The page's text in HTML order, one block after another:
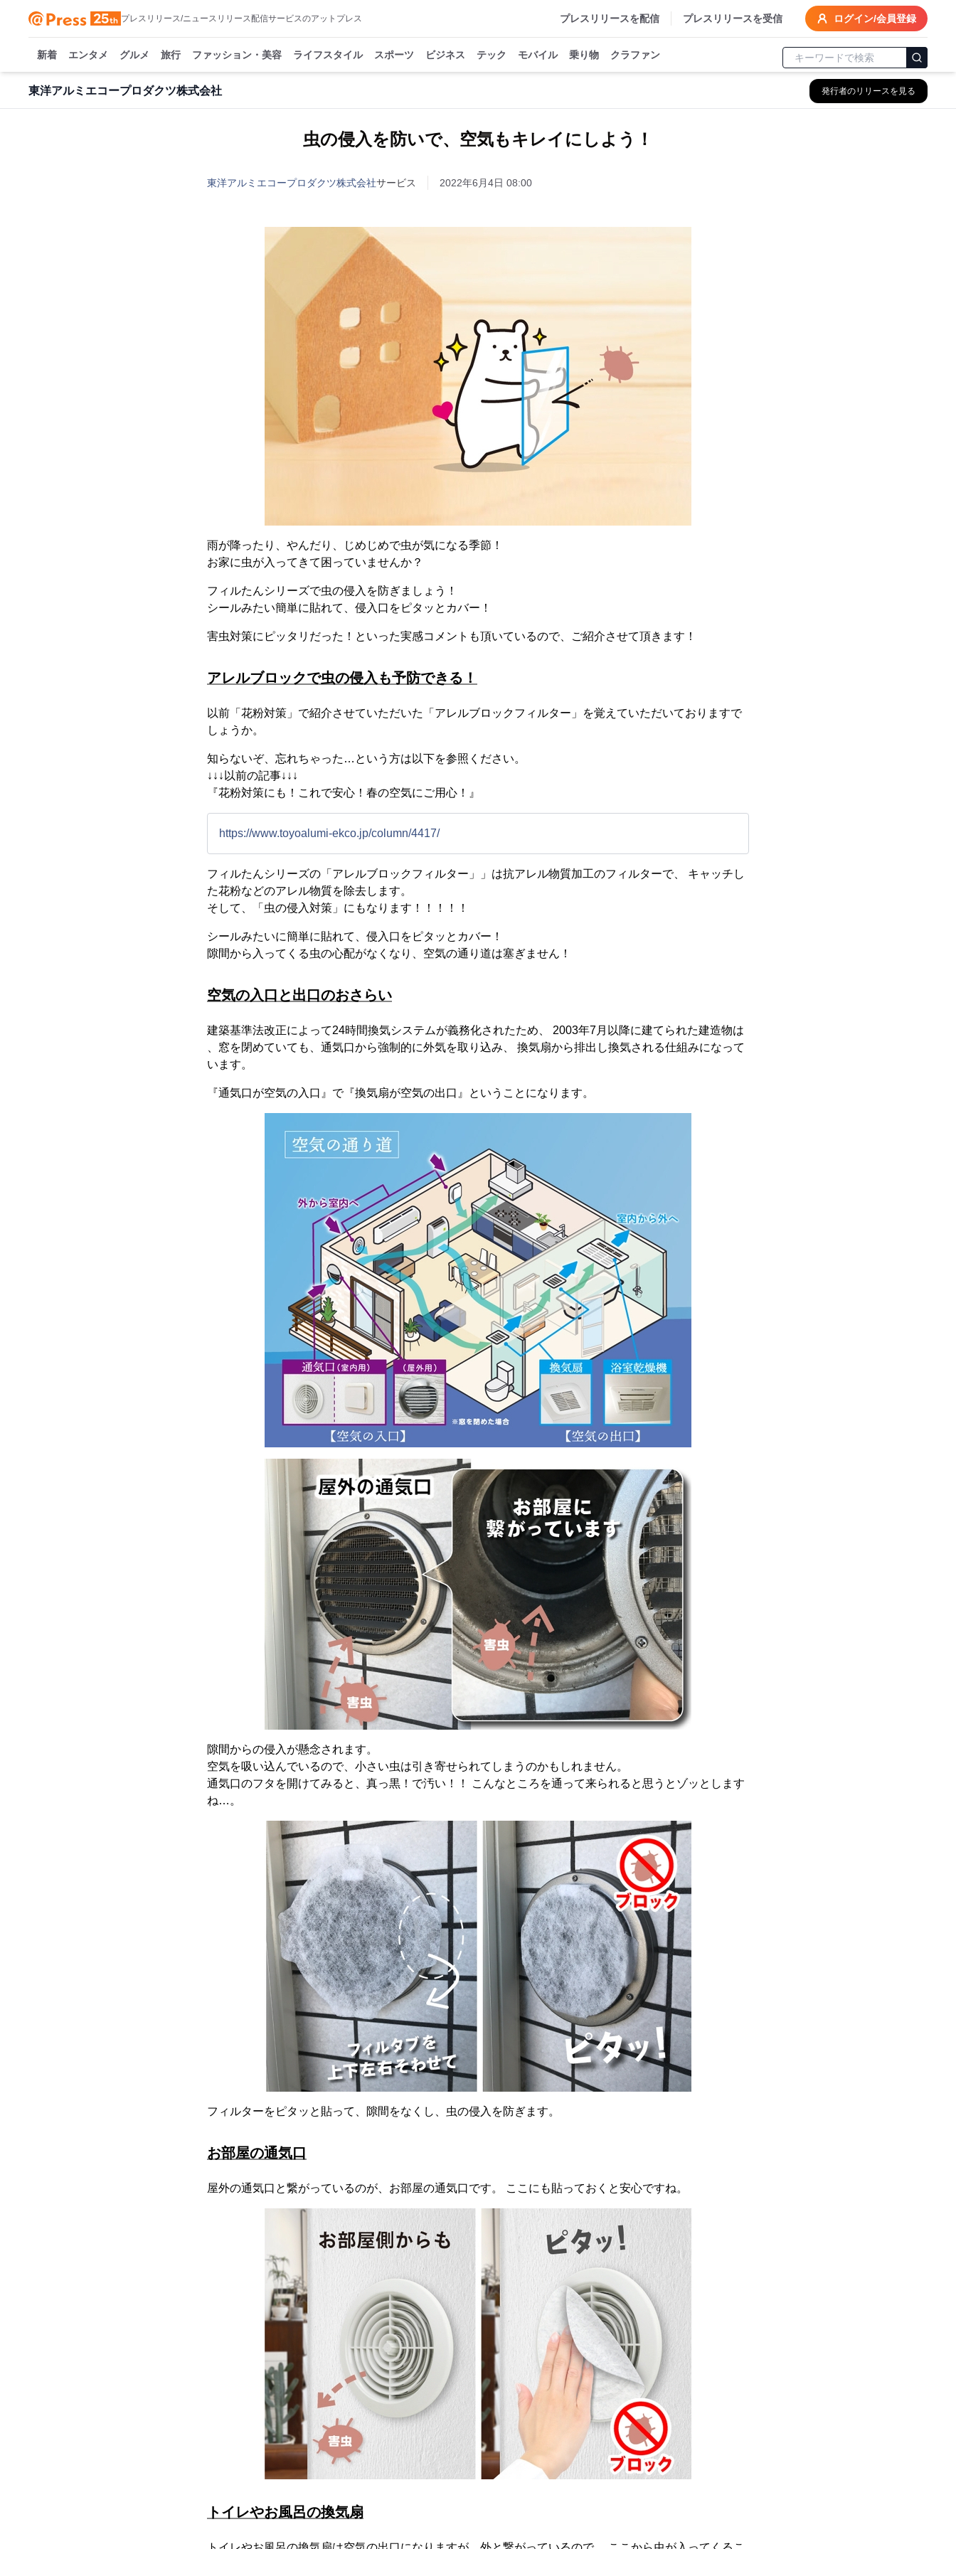
プレスリリース/ニュースリリース配信サービスのアットプレス プレスリリースを配信 プレスリリースを受信 ログイン/会員登録
新着 エンタメ グルメ 旅行 ファッション・美容 ライフスタイル スポーツ ビジネス テック モバイル 乗り物 クラファン
東洋アルミエコープロダクツ株式会社 発行者のリリースを見る
虫の侵入を防いで、空気もキレイにしよう！
東洋アルミエコープロダクツ株式会社サービス 2022年6月4日 08:00
雨が降ったり、やんだり、じめじめで虫が気になる季節！
お家に虫が入ってきて困っていませんか？
フィルたんシリーズで虫の侵入を防ぎましょう！
シールみたい簡単に貼れて、侵入口をピタッとカバー！
害虫対策にピッタリだった！といった実感コメントも頂いているので、ご紹介させて頂きます！
アレルブロックで虫の侵入も予防できる！
以前「花粉対策」で紹介させていただいた「アレルブロックフィルター」を覚えていただいておりますで
しょうか。
知らないぞ、忘れちゃった…という方は以下を参照ください。
↓↓↓以前の記事↓↓↓
『花粉対策にも！これで安心！春の空気にご用心！』
https://www.toyoalumi-ekco.jp/column/4417/
フィルたんシリーズの「アレルブロックフィルター」」は抗アレル物質加工のフィルターで、 キャッチし
た花粉などのアレル物質を除去します。
そして、「虫の侵入対策」にもなります！！！！！
シールみたいに簡単に貼れて、侵入口をピタッとカバー！
隙間から入ってくる虫の心配がなくなり、空気の通り道は塞ぎません！
空気の入口と出口のおさらい
建築基準法改正によって24時間換気システムが義務化されたため、 2003年7月以降に建てられた建造物は
、窓を閉めていても、通気口から強制的に外気を取り込み、 換気扇から排出し換気される仕組みになって
います。
『通気口が空気の入口』で『換気扇が空気の出口』ということになります。
隙間からの侵入が懸念されます。
空気を吸い込んでいるので、小さい虫は引き寄せられてしまうのかもしれません。
通気口のフタを開けてみると、真っ黒！で汚い！！ こんなところを通って来られると思うとゾッとします
ね…。
フィルターをピタッと貼って、隙間をなくし、虫の侵入を防ぎます。
お部屋の通気口
屋外の通気口と繋がっているのが、お部屋の通気口です。 ここにも貼っておくと安心ですね。
トイレやお風呂の換気扇